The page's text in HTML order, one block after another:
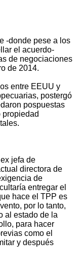
-donde pese a los
el acuerdo-
de negociaciones
de 2014.
entre EEUU y
postergó
pospuestas
propiedad
jefa de
directora de
de
entregar el
hace el TPP es
por lo tanto,
al estado de la
para hacer
como el
y después